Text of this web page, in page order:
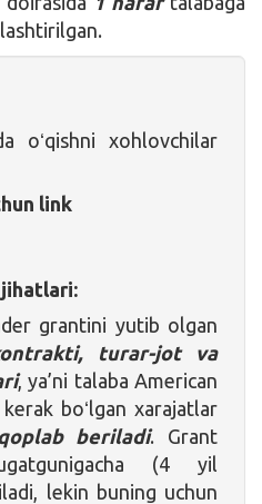
oʻqishni xohlovchilar
link
grantini yutib olgan
turar-jot va
, ya’ni talaba American
boʻlgan xarajatlar
beriladi. Grant
(4 yil
lekin buning uchun